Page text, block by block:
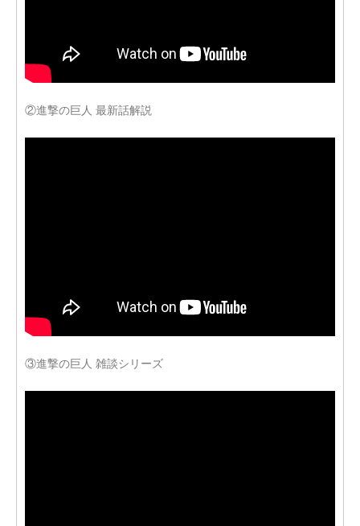
②進撃の巨人 最新話解説
③進撃の巨人 雑談シリーズ